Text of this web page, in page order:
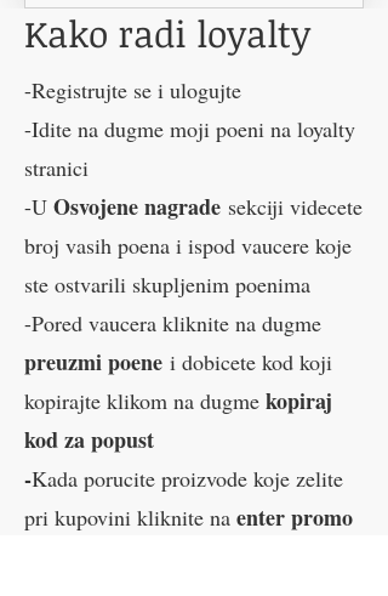
Kako radi loyalty
-Registrujte se i ulogujte
-Idite na dugme moji poeni na loyalty
stranici
-U Osvojene nagrade sekciji videcete
broj vasih poena i ispod vaucere koje
ste ostvarili skupljenim poenima
-Pored vaucera kliknite na dugme
preuzmi poene i dobicete kod koji
kopirajte klikom na dugme kopiraj
kod za popust
-Kada porucite proizvode koje zelite
pri kupovini kliknite na enter promo